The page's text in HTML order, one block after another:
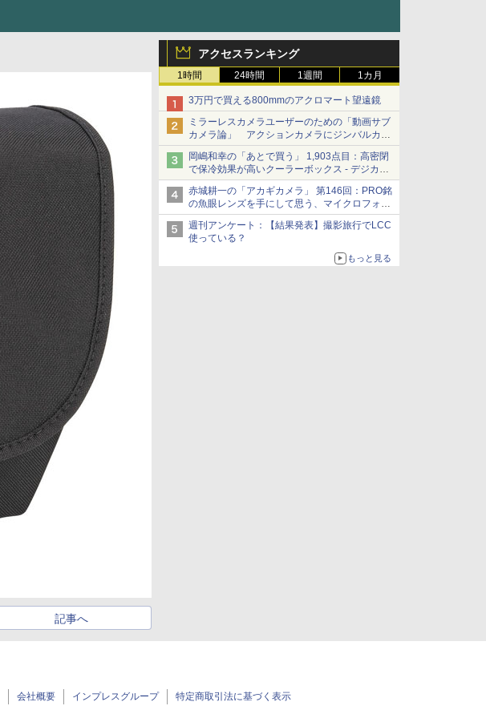
アクセスランキング
1時間 24時間 1週間 1カ月
3万円で買える800mmのアクロマート望遠鏡
ミラーレスカメラユーザーのための「動画サブ
カメラ論」 アクションカメラにジンバルカメ
ラ……その実質的な違いは？
岡嶋和幸の「あとで買う」 1,903点目：高密閉
で保冷効果が高いクーラーボックス - デジカメ
Watch
赤城耕一の「アカギカメラ」 第146回：PRO銘
の魚眼レンズを手にして思う、マイクロフォー
サーズへの期待と可能性
週刊アンケート：【結果発表】撮影旅行でLCC
使っている？
もっと見る
記事へ
会社概要 インプレスグループ 特定商取引法に基づく表示